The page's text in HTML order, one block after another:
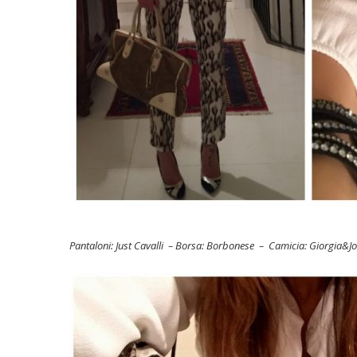
Pantaloni: Just Cavalli – Borsa: Borbonese – Camicia: